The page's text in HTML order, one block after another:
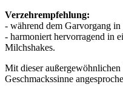
Verzehrempfehlung:
- während dem Garvorgang in
- harmoniert hervorragend in
Milchshakes.
Mit dieser
Geschmackssinne